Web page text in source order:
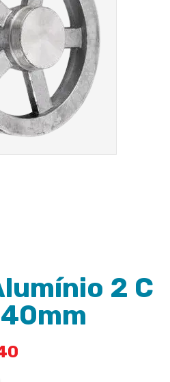
2 C